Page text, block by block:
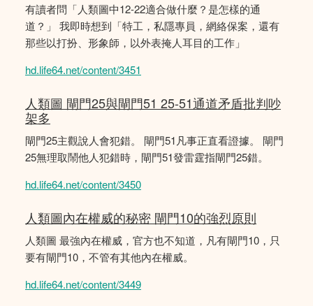
有讀者問「人類圖中12-22適合做什麼？是怎樣的通
道？」 我即時想到「特工，私隱專員，網絡保案，還有
那些以打扮、形象師，以外表掩人耳目的工作」
hd.life64.net/content/3451
人類圖 閘門25與閘門51 25-51通道矛盾批判吵
架多
閘門25主觀說人會犯錯。 閘門51凡事正直看證據。 閘門
25無理取鬧他人犯錯時，閘門51發雷霆指閘門25錯。
hd.life64.net/content/3450
人類圖內在權威的秘密 閘門10的強烈原則
人類圖 最強內在權威，官方也不知道，凡有閘門10，只
要有閘門10，不管有其他內在權威。
hd.life64.net/content/3449